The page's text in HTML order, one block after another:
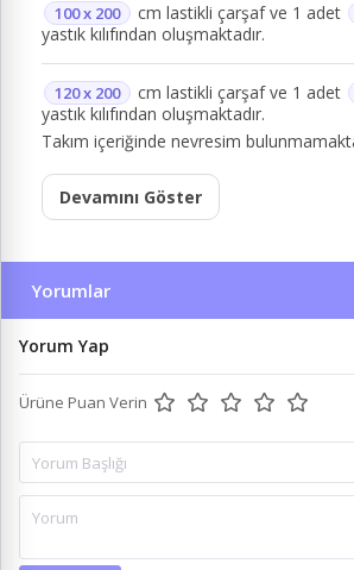
100 x 200 cm lastikli çarşaf ve 1 adet
yastık kılıfından oluşmaktadır.
120 x 200 cm lastikli çarşaf ve 1 adet
yastık kılıfından oluşmaktadır.
Takım içeriğinde nevresim
Devamını Göster
Yorumlar
Yorum Yap
Ürüne Puan Verin